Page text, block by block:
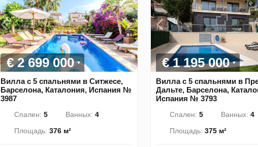
€ 2 699 000
Вилла с 5 спальнями в Ситжесе,
Барселона, Каталония, Испания №
3987
Спален: 5 Ванных: 4
Площадь: 376 м²
€ 1 195 000
Вилла с 5 спальнями в
Дальте, Барселона,
Испания № 3793
Спален: 5 Ванных: 4
Площадь: 375 м²